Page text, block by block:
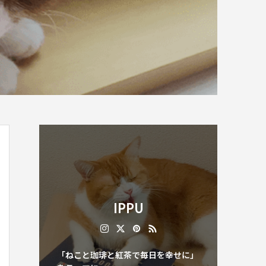
IPPU
「ねこと珈琲と紅茶で毎日を幸せに」